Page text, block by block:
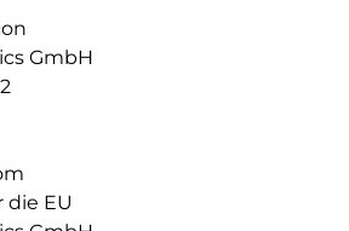
Ruhemodus:
an, wenn du das Smart Book Cover
Das Cover erkennt, wenn du das
und wechselt direkt in den
GmbH
die EU